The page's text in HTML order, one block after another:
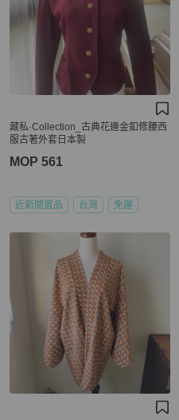
藏私·Collection_古典花邊金釦修腰西
服古著外套日本製
MOP 561
近新閒置品 台灣 免運